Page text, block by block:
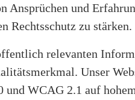
Ansprüchen und
Rechtsschutz zu stärken.
relevanten
Unser
und WCAG 2.1 auf